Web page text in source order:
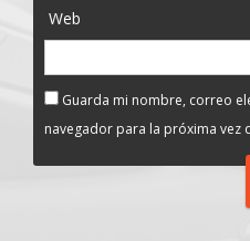
Web
Guarda mi nombre, correo
navegador para la próxima vez